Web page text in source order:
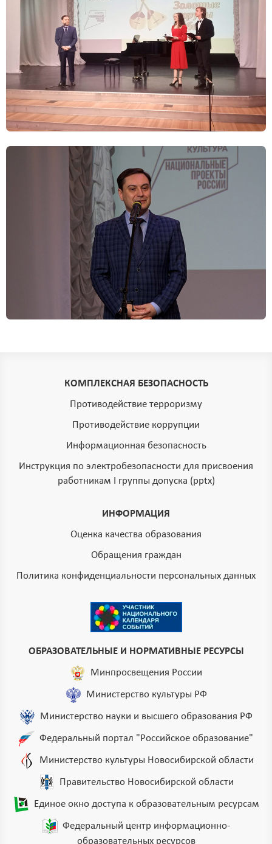
КОМПЛЕКСНАЯ БЕЗОПАСНОСТЬ
Противодействие терроризму
Противодействие коррупции
Информационная безопасность
Инструкция по электробезопасности для присвоения
работникам I группы допуска (pptx)
ИНФОРМАЦИЯ
Оценка качества образования
Обращения граждан
Политика конфиденциальности персональных данных
ОБРАЗОВАТЕЛЬНЫЕ И НОРМАТИВНЫЕ РЕСУРСЫ
Минпросвещения России
Министерство культуры РФ
Министерство науки и высшего образования РФ
Федеральный портал "Российское образование"
Министерство культуры Новосибирской области
Правительство Новосибирской области
Единое окно доступа к образовательным ресурсам
Федеральный центр информационно-
образовательных ресурсов